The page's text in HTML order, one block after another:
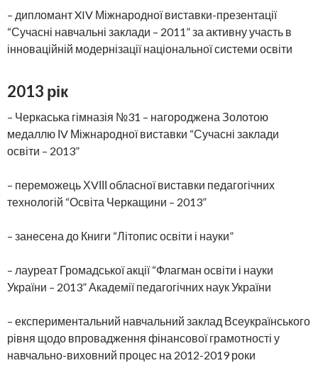
– дипломант XIV Міжнародної виставки-презентації
“Сучасні навчальні заклади – 2011” за активну участь в
інноваційній модернізації національної системи освіти
2013 рік
– Черкаська гімназія №31 – нагороджена Золотою
медаллю ІV Міжнародної виставки “Сучасні заклади
освіти – 2013”
– переможець ХVІІІ обласної виставки педагогічних
технологій “Освіта Черкащини – 2013”
– занесена до Книги “Літопис освіти і науки”
– лауреат Громадської акції “Флагман освіти і науки
України – 2013” Академії педагогічних наук України
– експериментальний навчальний заклад Всеукраїнського
рівня щодо впровадження фінансової грамотності у
навчально-виховний процес на 2012-2019 роки